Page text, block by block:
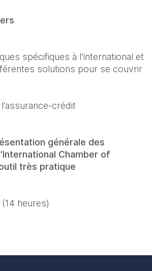
spécifiques à l’international et
solutions pour se couvrir
crédit
générale des
Chamber of
très pratique
heures)